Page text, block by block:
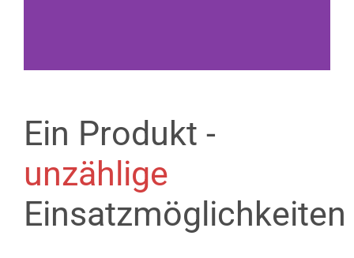
Software Made in
Germany
Konzept, Entwicklung und Vertrieb aus
einer Hand seit über 27 Jahren.
Ein Produkt -
unzählige
Einsatzmöglichkeiten